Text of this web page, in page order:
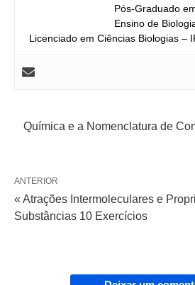
Pós-Graduado
Ensino de
Licenciado em Ciências Biologias –
Química e a Nomenclatura de
ANTERIOR
« Atrações Intermoleculares e
Substâncias 10 Exercícios